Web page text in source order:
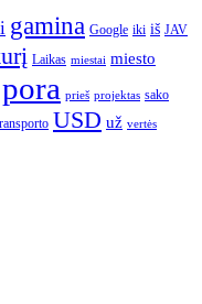
gamina Google iki iš JAV
Laikas miestai miesto
pora prieš projektas sako
USD už vertės